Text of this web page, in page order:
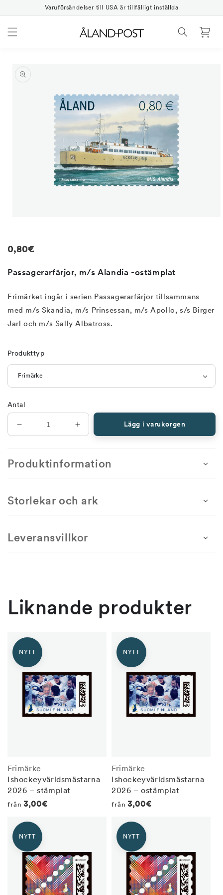
till
Varuförsändelser till USA är tillfälligt inställda
Varukorg
till
modalfönster
Regular
0,80€
Passagerarfärjor, m/s Alandia -ostämplat
Frimärket ingår i serien Passagerarfärjor tillsammans
med m/s Skandia, m/s Prinsessan, m/s Apollo, s/s Birger
Jarl och m/s Sally Albatross.
Produkttyp
Antal
antal
Passagerarfärjor,
m/s
ostämplat
Öka
antal
Passagerarfärjor,
m/s
ostämplat
Lägg i varukorgen
Produktinformation
Storlekar och ark
Leveransvillkor
Liknande produkter
Frimärke
Ishockeyvärldsmästarna
2026 – stämplat
Regular
price
från 3,00€
NYTT
Frimärke
Ishockeyvärldsmästarna
2026 – ostämplat
Regular
price
från 3,00€
NYTT
NYTT NYTT